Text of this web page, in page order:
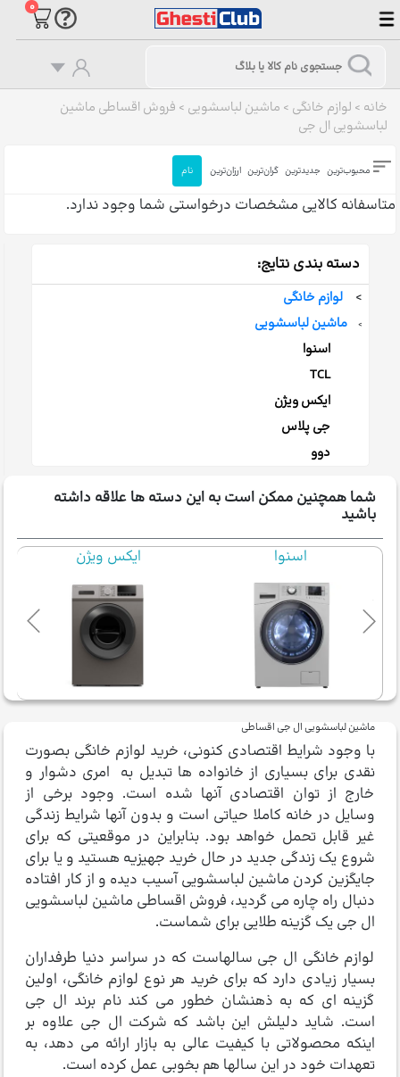
۰
خانه > لوازم خانگی > ماشین لباسشویی > فروش اقساطی ماشین
لباسشویی ال جی
محبوب‌ترین جدیدترین گران‌ترین ارزان‌ترین نام
متاسفانه کالایی مشخصات درخواستی شما وجود ندارد.
دسته بندی نتایج:
>
لوازم خانگی
>
ماشین لباسشویی
اسنوا
TCL
ایکس ویژن
جی پلاس
دوو
شما همچنین ممکن است به این دسته ها علاقه داشته
باشید
ایکس ویژن
TCL
ماشین لباسشویی ال جی اقساطی
با وجود شرایط اقتصادی کنونی، خرید لوازم خانگی بصورت
نقدی برای بسیاری از خانواده ها تبدیل به امری دشوار و
خارج از توان اقتصادی آنها شده است. وجود برخی از
وسایل در خانه کاملا حیاتی است و بدون آنها شرایط زندگی
غیر قابل تحمل خواهد بود. بنابراین در موقعیتی که برای
شروع یک زندگی جدید در حال خرید جهیزیه هستید و یا برای
جایگزین کردن ماشین لباسشویی آسیب دیده و از کار افتاده
دنبال راه چاره می گردید، فروش اقساطی ماشین لباسشویی
ال جی یک گزینه طلایی برای شماست.
لوازم خانگی ال جی سالهاست که در سراسر دنیا طرفداران
بسیار زیادی دارد که برای خرید هر نوع لوازم خانگی، اولین
گزینه ای که به ذهنشان خطور می کند نام برند ال جی
است. شاید دلیلش این باشد که شرکت ال جی علاوه بر
اینکه محصولاتی با کیفیت عالی به بازار ارائه می دهد، به
تعهدات خود در این سالها هم بخوبی عمل کرده است.